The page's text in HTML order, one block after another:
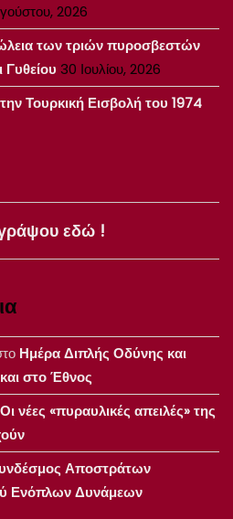
2026
των τριών πυροσβεστών
Γυθείου 30 Ιουλίου, 2026
Τουρκική Εισβολή του 1974
εδώ !
Ημέρα Διπλής Οδύνης και
στο Έθνος
Οι νέες «πυραυλικές απειλές» της
Αποστράτων
Ενόπλων Δυνάμεων